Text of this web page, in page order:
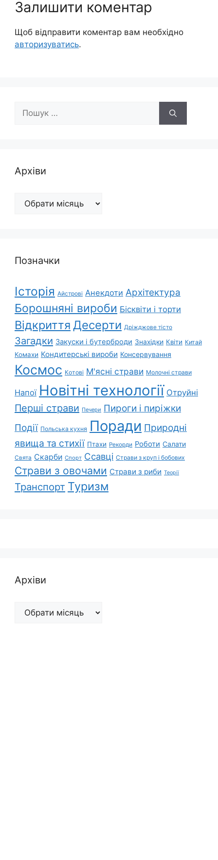
Залишити коментар
Щоб відправити коментар вам необхідно
авторизуватись.
Пошук:
Архіви
Архіви
Позначки
Історія Айстрові Анекдоти Архітектура
Борошняні вироби Бісквіти і торти
Відкриття Десерти Дріжджове тісто
Загадки Закуски і бутерброди Знахідки Квіти Китай
Комахи Кондитерські вироби Консервування
Космос Котові М'ясні страви Молочні страви
Напої Новітні технології Отруйні
Перші страви Печери Пироги і пиріжки
Події Польська кухня Поради Природні
явища та стихії Птахи Рекорди Роботи Салати
Свята Скарби Спорт Ссавці Страви з круп і бобових
Страви з овочами Страви з риби Теорії
Транспорт Туризм
Архіви
Архіви